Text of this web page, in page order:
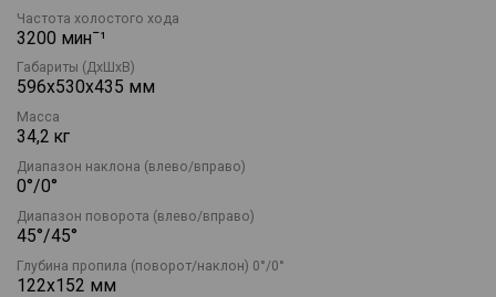
Частота холостого хода
3200 минˉ¹
Габариты (ДхШхВ)
596х530х435 мм
Масса
34,2 кг
Диапазон наклона (влево/вправо)
0°/0°
Диапазон поворота (влево/вправо)
45°/45°
Глубина пропила (поворот/наклон) 0°/0°
122х152 мм